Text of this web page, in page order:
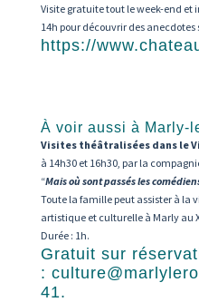
Visite gratuite tout le week-end
14h pour découvrir des anecdotes
https://
À voir aussi à Marly-
Visites théâtralisées dans le
à 14h30 et 16h30, par la
“Mais où sont passés les
Toute la famille peut assister à la
artistique et culturelle à Marly au
Durée : 1h.
Gratuit sur
:
41.